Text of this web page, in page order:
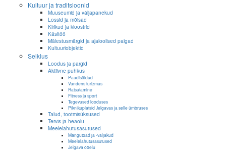
Kultuur ja traditsioonid
Muuseumid ja väljapanekud
Lossid ja mõisad
Kirikud ja kloostrid
Käsitöö
Mälestusmärgid ja ajaloolised paigad
Kultuuriobjektid
Seiklus
Loodus ja pargid
Aktiivne puhkus
Paadisõidud
Vandens turizmas
Ratsutamine
Fitness ja sport
Tegevused looduses
Piknikuplatsid Jelgavas ja selle ümbruses
Talud, tootmisüksused
Tervis ja heaolu
Meelelahutusasutused
Mängutoad ja -väljakud
Meelelahutusasutused
Jelgava ööelu